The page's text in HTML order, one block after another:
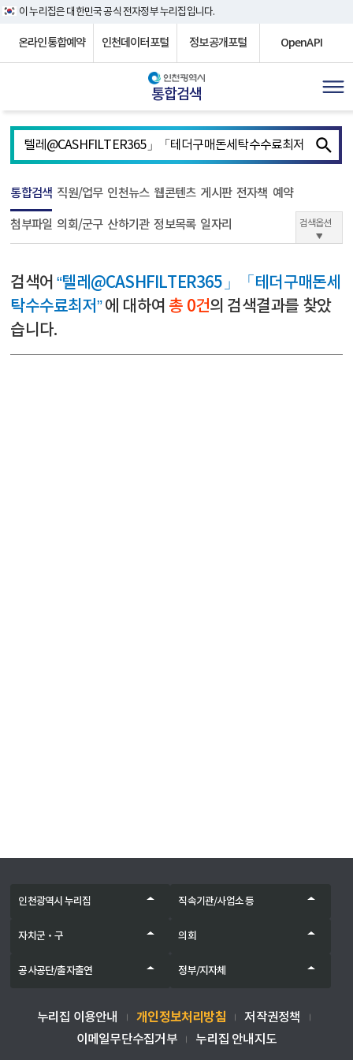
이 누리집은 대한민국 공식 전자정부 누리집입니다.
온라인통합예약 인천데이터포털 정보공개포털 OpenAPI
통합검색
통합검색 직원/업무 인천뉴스 웹콘텐츠 게시판 전자책 예약
첨부파일 의회/군구 산하기관 정보목록 일자리 검색옵션
검색어“텔레@CASHFILTER365」「테더구매돈세
탁수수료최저”에 대하여 총 0건의 검색결과를 찾았
습니다.
인천광역시 누리집 직속기관/사업소 등
자치군‧구 의회
공사공단/출자출연 정부/지자체
누리집 이용안내 개인정보처리방침
저작권정책
이메일무단수집거부
누리집 안내지도